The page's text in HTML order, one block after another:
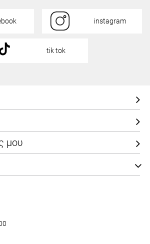
instagram
tik tok
μου